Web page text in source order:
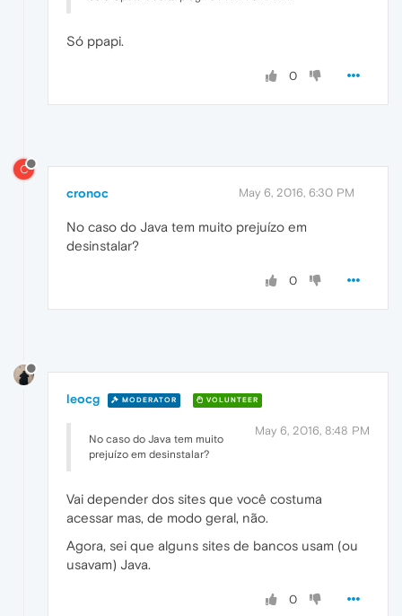
Só ppapi.
0
C
cronoc May 6, 2016, 6:30 PM
No caso do Java tem muito prejuízo em
desinstalar?
0
leocg MODERATOR VOLUNTEER
May 6, 2016, 8:48 PM
No caso do Java tem muito
prejuízo em desinstalar?
Vai depender dos sites que você costuma
acessar mas, de modo geral, não.
Agora, sei que alguns sites de bancos usam (ou
usavam) Java.
0